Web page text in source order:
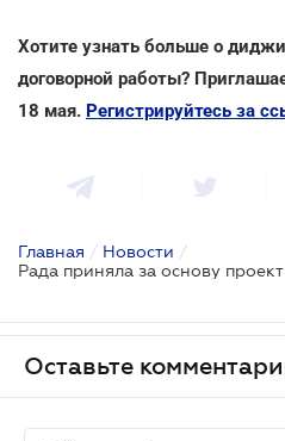
Хотите узнать больше о
договорной работы?
18 мая. Регистрируйтесь за
Главная / Новости /
Оставьте